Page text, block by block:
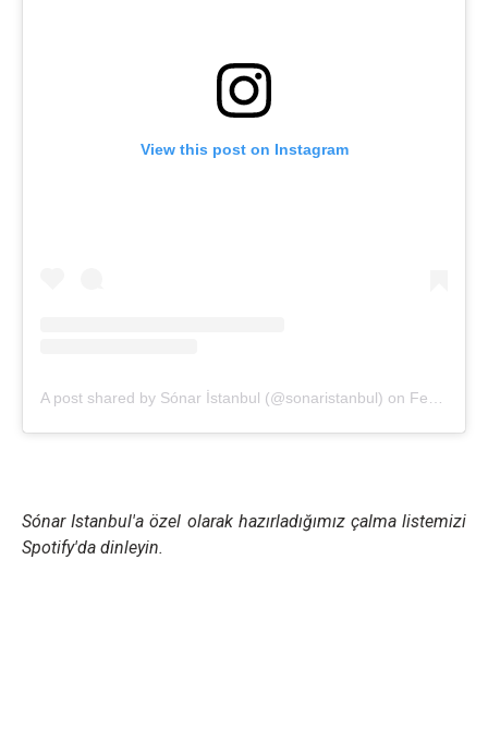
View this post on Instagram
A post shared by Sónar İstanbul (@sonaristanbul) on Feb 4, 2020 at 4:17am PST
Sónar Istanbul'a özel olarak hazırladığımız çalma listemizi
Spotify'da dinleyin.